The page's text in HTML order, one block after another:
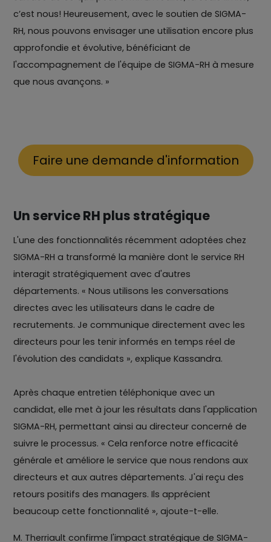
c’est nous! Heureusement, avec le soutien de SIGMA-
RH, nous pouvons envisager une utilisation encore plus
approfondie et évolutive, bénéficiant de
l'accompagnement de l'équipe de SIGMA-RH à mesure
que nous avançons. »
Faire une demande d'information
Un service RH plus stratégique
L'une des fonctionnalités récemment adoptées chez
SIGMA-RH a transformé la manière dont le service RH
interagit stratégiquement avec d'autres
départements. « Nous utilisons les conversations
directes avec les utilisateurs dans le cadre de
recrutements. Je communique directement avec les
directeurs pour les tenir informés en temps réel de
l'évolution des candidats », explique Kassandra.
Après chaque entretien téléphonique avec un
candidat, elle met à jour les résultats dans l'application
SIGMA-RH, permettant ainsi au directeur concerné de
suivre le processus. « Cela renforce notre efficacité
générale et améliore le service que nous rendons aux
directeurs et aux autres départements. J'ai reçu des
retours positifs des managers. Ils apprécient
beaucoup cette fonctionnalité », ajoute-t-elle.
M. Therriault confirme l'impact stratégique de SIGMA-